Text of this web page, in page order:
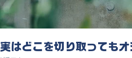
はどこを切り取っても